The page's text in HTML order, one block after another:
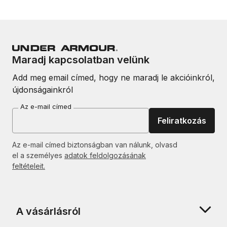
Maradj kapcsolatban velünk
Add meg email címed, hogy ne maradj le akcióinkról,
újdonságainkról
Az e-mail címed
Feliratkozás
Az e-mail címed biztonságban van nálunk, olvasd
el a személyes adatok feldolgozásának
feltételeit.
A vásárlásról